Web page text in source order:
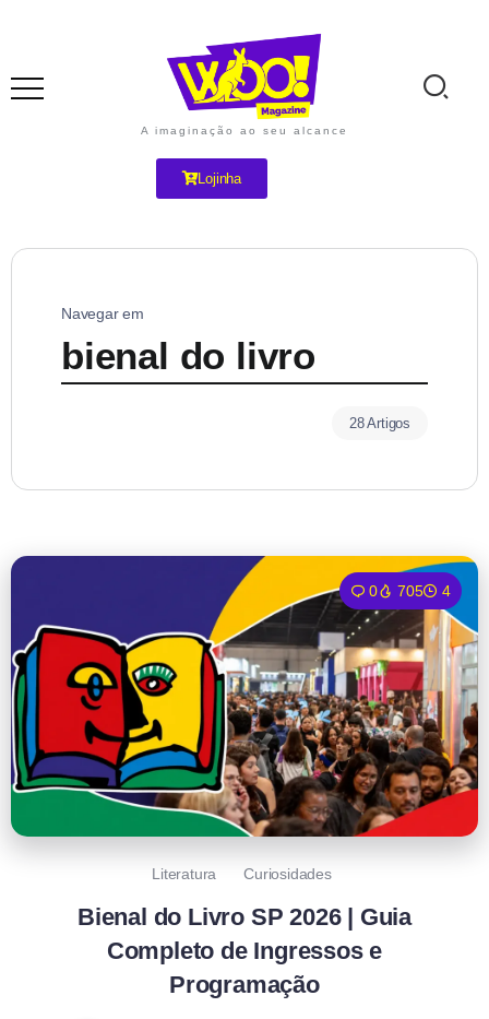
A imaginação ao seu alcance
Lojinha
Navegar em
bienal do livro
28 Artigos
0 705 4
Literatura Curiosidades
Bienal do Livro SP 2026 | Guia
Completo de Ingressos e
Programação